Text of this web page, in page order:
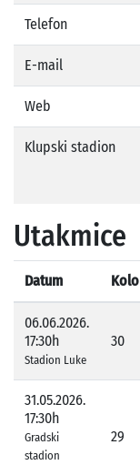
Telefon
E-mail
Web
Klupski stadion
Utakmice
Datum Kolo
06.06.2026.
17:30h
Stadion Luke
30
31.05.2026.
17:30h
Gradski
stadion
29